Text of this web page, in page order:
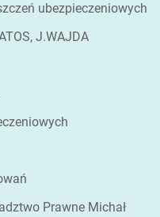
ubezpieczeniowych
J.WAJDA
Prawne Michał